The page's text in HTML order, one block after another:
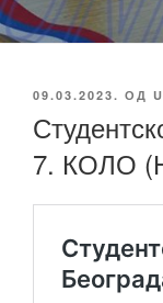
ОБЈАВЉЕНО
09.03.2023. ОД
7. КОЛО